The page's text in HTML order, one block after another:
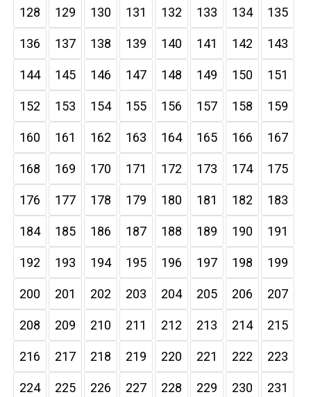
128 129 130 131 132 133 134 135
136 137 138 139 140 141 142 143
144 145 146 147 148 149 150 151
152 153 154 155 156 157 158 159
160 161 162 163 164 165 166 167
168 169 170 171 172 173 174 175
176 177 178 179 180 181 182 183
184 185 186 187 188 189 190 191
192 193 194 195 196 197 198 199
200 201 202 203 204 205 206 207
208 209 210 211 212 213 214 215
216 217 218 219 220 221 222 223
224 225 226 227 228 229 230 231